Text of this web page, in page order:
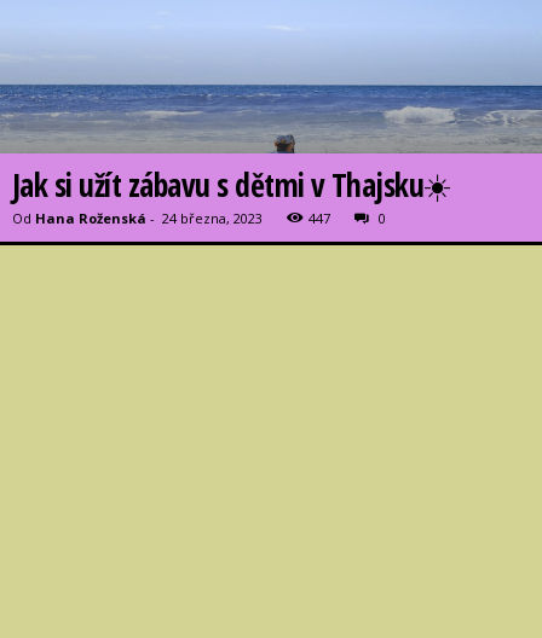
Jak si užít zábavu s dětmi v Thajsku☀️
Od Hana Roženská - 24 března, 2023 447 0